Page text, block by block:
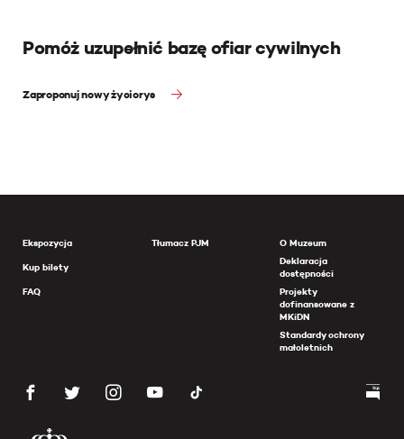
Pomóż uzupełnić bazę ofiar cywilnych
Zaproponuj nowy życiorys
Ekspozycja
Kup bilety
FAQ
Tłumacz PJM
O Muzeum
Deklaracja
dostępności
Projekty
dofinansowane z
MKiDN
Standardy ochrony
małoletnich